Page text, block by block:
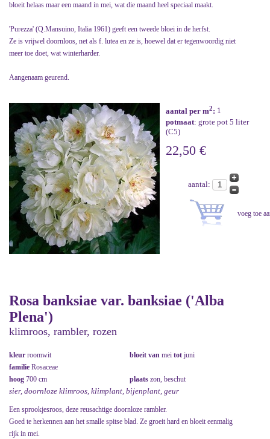
bloeit helaas maar een maand in mei, wat die maand heel speciaal maakt.
'Purezza' (Q.Mansuino, Italia 1961) geeft een tweede bloei in de herfst.
Ze is vrijwel doornloos, net als f. lutea en ze is, hoewel dat er tegenwoordig niet
meer toe doet, wat winterharder.
Aangenaam geurend.
aantal per m2: 1
potmaat: grote pot 5 liter
(C5)
22,50 €
aantal:
Rosa banksiae var. banksiae ('Alba
Plena')
klimroos, rambler, rozen
kleur roomwit bloeit van mei tot juni
familie Rosaceae
hoog 700 cm plaats zon, beschut
sier, doornloze klimroos, klimplant, bijenplant, geur
Een sprookjesroos, deze reusachtige doornloze rambler.
Goed te herkennen aan het smalle spitse blad. Ze groeit hard en bloeit eenmalig
rijk in mei.